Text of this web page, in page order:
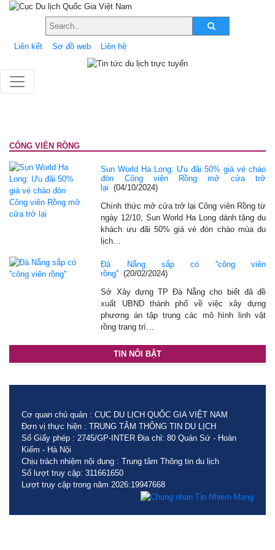
Liên kết Sơ đồ web Liên hệ
CÔNG VIÊN RỒNG
Sun World Ha Long: Ưu đãi 50% giá vé chào
đón Công viên Rồng mở cửa trở
lại
(04/10/2024)
Chính thức mở cửa trở lại Công viên Rồng từ
ngày 12/10, Sun World Ha Long dành tặng du
khách ưu đãi 50% giá vé đón chào mùa du
lịch…
Đà Nẵng sắp có ''công viên
rồng'' (20/02/2024)
Sở Xây dựng TP Đà Nẵng cho biết đã đề
xuất UBND thành phố về việc xây dựng
phương án tập trung các mô hình linh vật
rồng trang trí…
TIN NỔI BẬT
Cơ quan chủ quản : CỤC DU LỊCH QUỐC GIA VIỆT NAM
Đơn vị thực hiện : TRUNG TÂM THÔNG TIN DU LỊCH
Số Giấy phép : 2745/GP-INTER Địa chỉ: 80 Quán Sứ - Hoàn
Kiếm - Hà Nội
Chịu trách nhiệm nội dung : Trung tâm Thông tin du lịch
Số lượt truy cập: 311661650
Lượt truy cập trong năm 2026:19947668